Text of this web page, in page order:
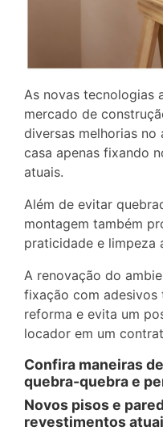
As novas tecnologias
mercado de
diversas melhorias no
casa apenas fixando
atuais.
Além de evitar
montagem também
praticidade e limpeza
A renovação do
fixação com adesivos
reforma e evita um
locador em um
Confira maneiras
quebra-quebra e
Novos pisos e
revestimentos